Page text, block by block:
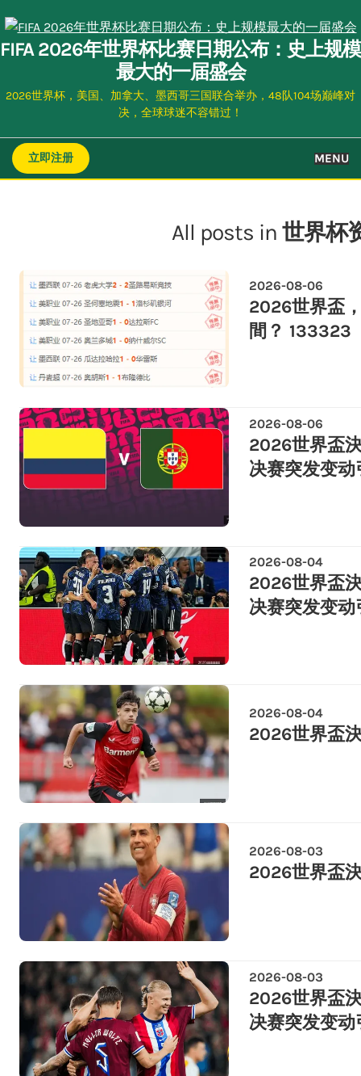
to
content
FIFA 2026年世界杯比赛日期公布：史上规模
最大的一届盛会
2026世界杯，美国、加拿大、墨西哥三国联合举办，48队104场巅峰对
决，全球球迷不容错过！
立即注册 MENU
All posts in 世界杯
2026-08-06
2026世界盃
間？ 133323
2026-08-06
2026世界盃
决赛突发变动
2026-08-04
2026世界盃
决赛突发变动
2026-08-04
2026世界盃
2026-08-03
2026世界盃
2026-08-03
2026世界盃
决赛突发变动